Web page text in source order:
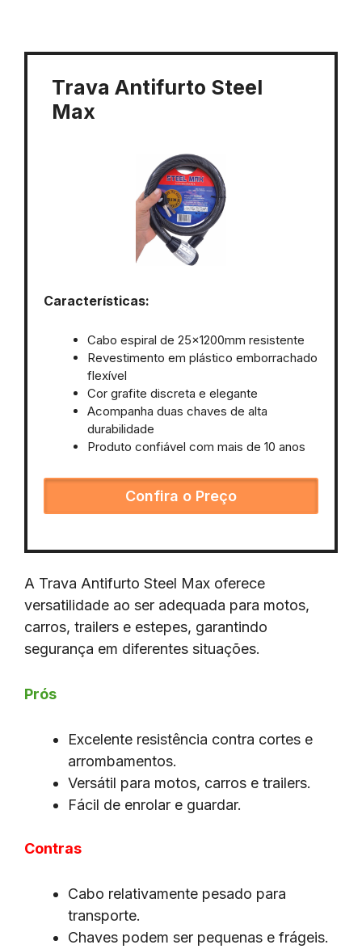
Trava Antifurto Steel
Max
Características:
Cabo espiral de 25x1200mm resistente
Revestimento em plástico emborrachado
flexível
Cor grafite discreta e elegante
Acompanha duas chaves de alta
durabilidade
Produto confiável com mais de 10 anos
Confira o Preço
A Trava Antifurto Steel Max oferece
versatilidade ao ser adequada para motos,
carros, trailers e estepes, garantindo
segurança em diferentes situações.
Prós
Excelente resistência contra cortes e
arrombamentos.
Versátil para motos, carros e trailers.
Fácil de enrolar e guardar.
Contras
Cabo relativamente pesado para
transporte.
Chaves podem ser pequenas e frágeis.